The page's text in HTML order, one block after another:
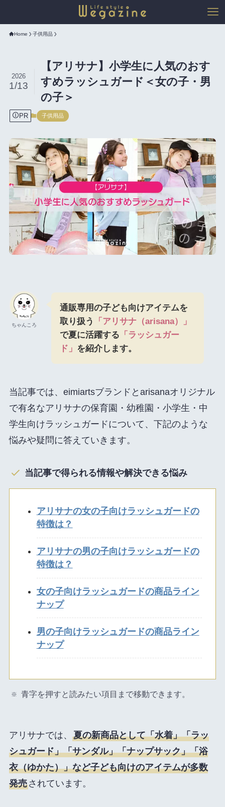
Home 子供用品
【アリサナ】小学生に人気のおす
すめラッシュガード＜女の子・男
の子＞
2026
1/13
PR 子供用品
ちゃんころ
通販専用の子ども向けアイテムを
取り扱う
「アリサナ（arisana）」
で夏に活躍する 「ラッシュガー
ド」 を紹介します。
当記事では、eimiartsブランドとarisanaオリジナル
で有名なアリサナの保育園・幼稚園・小学生・中
学生向けラッシュガードについて、下記のような
悩みや疑問に答えていきます。
当記事で得られる情報や解決できる悩み
アリサナの女の子向けラッシュガードの
特徴は？
アリサナの男の子向けラッシュガードの
特徴は？
女の子向けラッシュガードの商品ライン
ナップ
男の子向けラッシュガードの商品ライン
ナップ
青字を押すと読みたい項目まで移動できます。
アリサナでは、 夏の新商品として「水着」「ラッ
シュガード」「サンダル」「ナップサック」「浴
衣（ゆかた）」など子ども向けのアイテムが多数
発売されています。